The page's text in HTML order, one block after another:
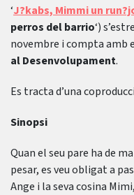
‘J?kabs, Mimmi un
perros del barrio‘)
novembre i compta amb
al Desenvolupament.
Es tracta d’una
Sinopsi
Quan el seu pare ha de
pesar, es veu obligat a
Ange i la seva cosina